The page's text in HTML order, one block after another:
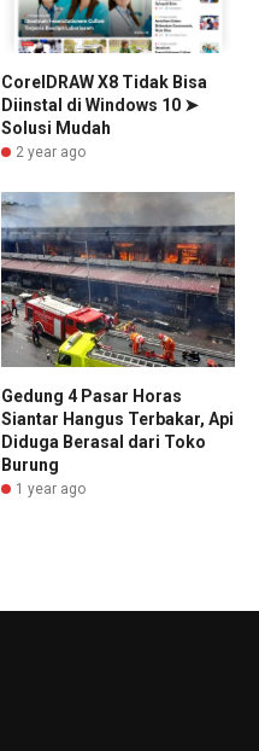
CorelDRAW X8 Tidak Bisa
Diinstal di Windows 10 ➤
Solusi Mudah
2 year ago
Gedung 4 Pasar Horas
Siantar Hangus Terbakar, Api
Diduga Berasal dari Toko
Burung
1 year ago